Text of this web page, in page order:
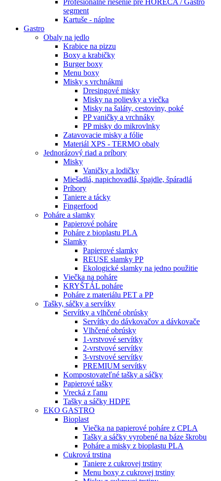
Profesionálne riešenie pre HORECA / Gastro
segment
Kartuše - náplne
Gastro
Obaly na jedlo
Krabice na pizzu
Boxy a krabičky
Burger boxy
Menu boxy
Misky s vrchnákmi
Dresingové misky
Misky na polievky a viečka
Misky na šaláty, cestoviny, poké
PP vaničky a vrchnáky
PP misky do mikrovlnky
Zatavovacie misky a fólie
Materiál XPS - TERMO obaly
Jednorázový riad a príbory
Misky
Vaničky a lodičky
Miešadlá, napichovadlá, špajdle, špáradlá
Príbory
Taniere a tácky
Fingerfood
Poháre a slamky
Papierové poháre
Poháre z bioplastu PLA
Slamky
Papierové slamky
REUSE slamky PP
Ekologické slamky na jedno použitie
Viečka na poháre
KRYŠTÁL poháre
Poháre z materiálu PET a PP
Tašky, sáčky a servítky
Servítky a vlhčené obrúsky
Servítky do dávkovačov a dávkovače
Vlhčené obrúsky
1-vrstvové servítky
2-vrstvové servítky
3-vrstvové servítky
PREMIUM servítky
Kompostovateľné tašky a sáčky
Papierové tašky
Vrecká z ľanu
Tašky a sáčky HDPE
EKO GASTRO
Bioplast
Viečka na papierové poháre z CPLA
Tašky a sáčky vyrobené na báze škrobu
Poháre a misky z bioplastu PLA
Cukrová trstina
Taniere z cukrovej trstiny
Menu boxy z cukrovej trstiny